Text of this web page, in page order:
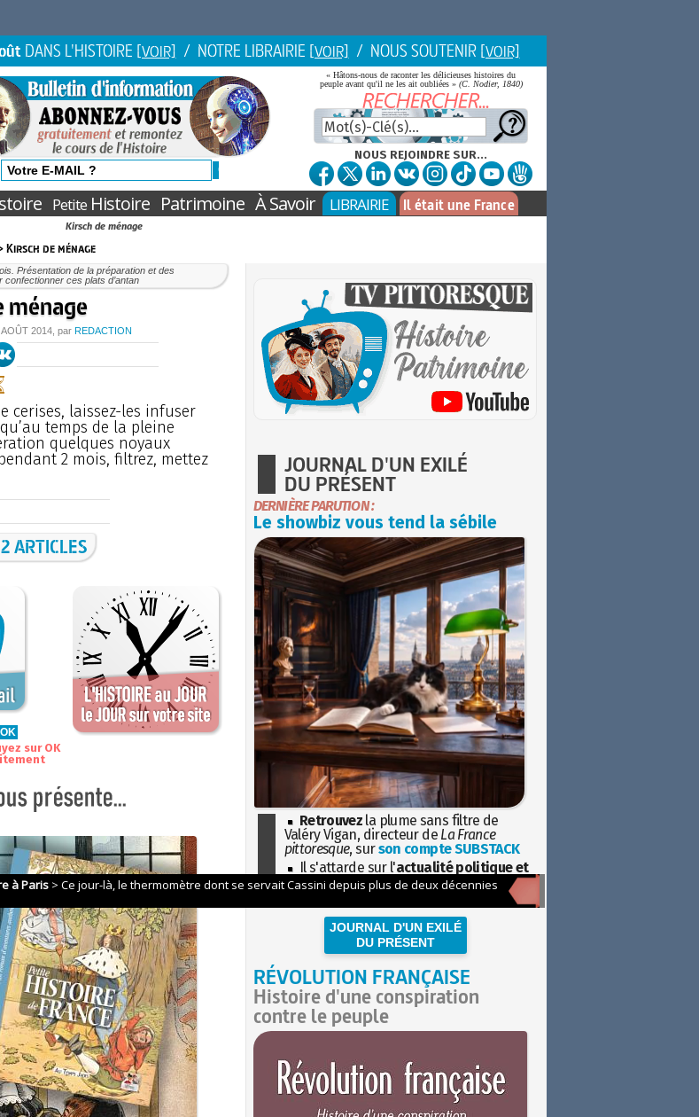
DANS L'HISTOIRE [VOIR] / NOTRE LIBRAIRIE [VOIR] / NOUS SOUTENIR [VOIR]
« Hâtons-nous de raconter les délicieuses histoires du
peuple avant qu'il ne les ait oubliées » (C. Nodier, 1840)
NOUS REJOINDRE SUR...
PetiteHistoire Patrimoine À Savoir LIBRAIRIE Il était une France
Kirsch de ménage
Kirsch de ménage
Présentation de la préparation et des
ces plats d’antan
ménage
AOÛT 2014, par REDACTION
cerises, laissez-les infuser
temps de la pleine
quelques noyaux
2 mois, filtrez, mettez
ARTICLES
sur OK
JOURNAL D'UN EXILÉ
DU PRÉSENT
DERNIÈRE PARUTION :
Le showbiz vous tend la sébile
Retrouvez la plume sans filtre de
Valéry Vigan, directeur de La France
pittoresque, surson compte SUBSTACK
Il s'attarde sur l'actualité politique et
sociétaleavec la hauteur de vue de
JOURNAL D'UN EXILÉ
DU PRÉSENT
RÉVOLUTION FRANÇAISE
Histoire d'une conspiration
contre le peuple